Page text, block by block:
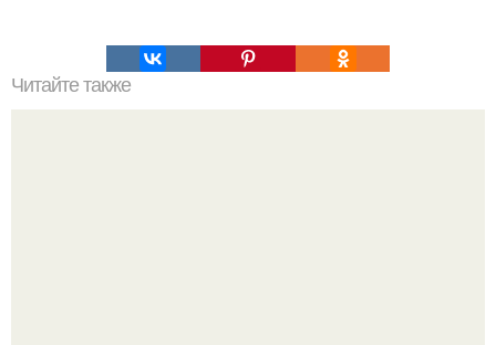
Читайте также